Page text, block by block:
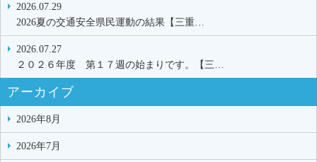
2026.07.29
2026夏の交通安全県民運動の結果【三重…
2026.07.27
２０２６年度 第１７週の始まりです。【三…
アーカイブ
2026年8月
2026年7月